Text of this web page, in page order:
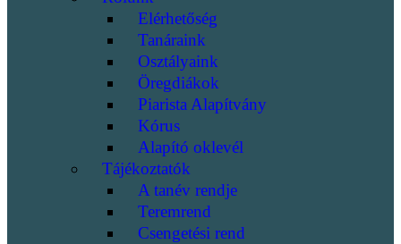
Elérhetőség
Tanáraink
Osztályaink
Öregdiákok
Piarista Alapítvány
Kórus
Alapító oklevél
Tájékoztatók
A tanév rendje
Teremrend
Csengetési rend